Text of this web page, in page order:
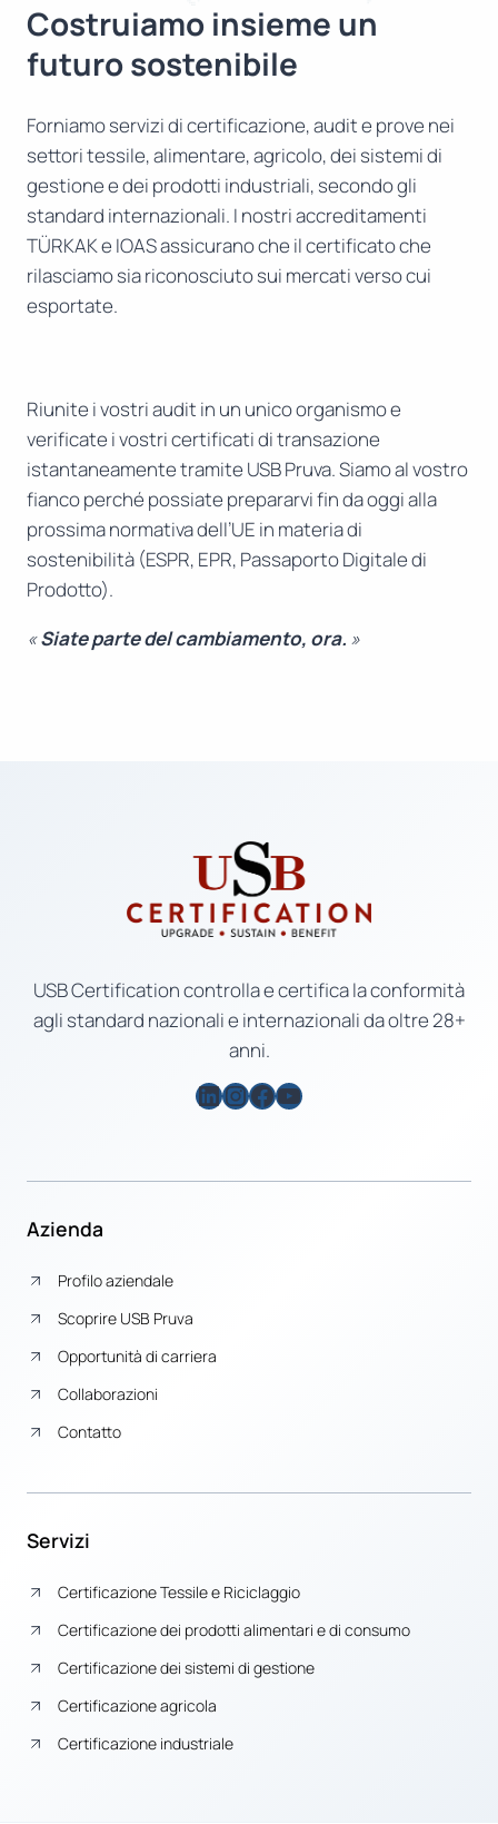
Costruiamo insieme un
futuro sostenibile
Forniamo servizi di certificazione, audit e prove nei
settori tessile, alimentare, agricolo, dei sistemi di
gestione e dei prodotti industriali, secondo gli
standard internazionali. I nostri accreditamenti
TÜRKAK e IOAS assicurano che il certificato che
rilasciamo sia riconosciuto sui mercati verso cui
esportate.
Riunite i vostri audit in un unico organismo e
verificate i vostri certificati di transazione
istantaneamente tramite USB Pruva. Siamo al vostro
fianco perché possiate prepararvi fin da oggi alla
prossima normativa dell’UE in materia di
sostenibilità (ESPR, EPR, Passaporto Digitale di
Prodotto).
«Siate parte del cambiamento, ora. »
USB Certification controlla e certifica la conformità
agli standard nazionali e internazionali da oltre 28+
anni.
LinkedIn
Instagram
Facebook
YouTube
Azienda
Profilo aziendale
Scoprire USB Pruva
Opportunità di carriera
Collaborazioni
Contatto
Servizi
Certificazione Tessile e Riciclaggio
Certificazione dei prodotti alimentari e di consumo
Certificazione dei sistemi di gestione
Certificazione agricola
Certificazione industriale